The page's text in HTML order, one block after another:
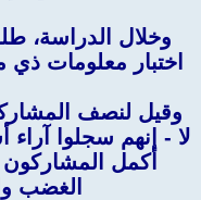
وخلال الدراسة،
اختبار معلومات
وقيل لنصف
لا - إنهم سجلوا آراء
أكمل
الغضب